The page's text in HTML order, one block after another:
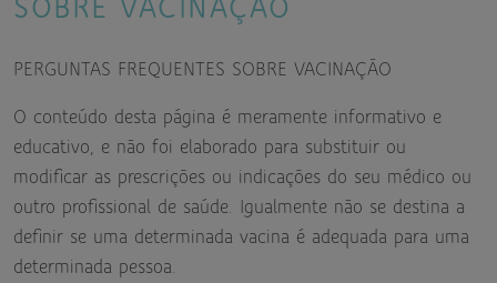
SOBRE VACINAÇÃO
PERGUNTAS FREQUENTES SOBRE VACINAÇÃO
O conteúdo desta página é meramente informativo e
educativo, e não foi elaborado para substituir ou
modificar as prescrições ou indicações do seu médico ou
outro profissional de saúde. Igualmente não se destina a
definir se uma determinada vacina é adequada para uma
determinada pessoa.